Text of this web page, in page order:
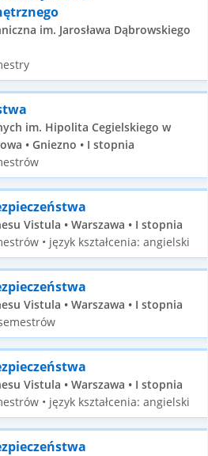
im. Jarosława Dąbrowskiego
im. Hipolita Cegielskiego w
• Gniezno • I stopnia
Vistula • Warszawa • I stopnia
• język kształcenia: angielski
Vistula • Warszawa • I stopnia
Vistula • Warszawa • I stopnia
• język kształcenia: angielski